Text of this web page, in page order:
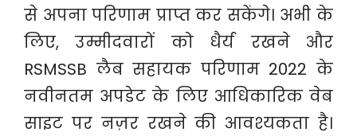
से अपना परिणाम प्राप्त कर सकेंगे। अभी के
लिए, उम्मीदवारों को धैर्य रखने और
RSMSSB लैब सहायक परिणाम 2022 के
नवीनतम अपडेट के लिए आधिकारिक वेब
साइट पर नज़र रखने की आवश्यकता है।